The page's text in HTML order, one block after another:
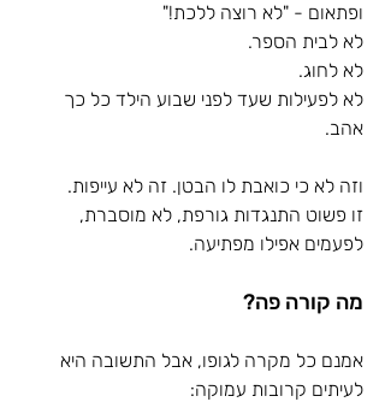
ופתאום - "לא רוצה ללכת!"
לא לבית הספר.
לא לחוג.
לא לפעילות שעד לפני שבוע הילד כל כך
אהב.
וזה לא כי כואבת לו הבטן. זה לא עייפות.
זו פשוט התנגדות גורפת, לא מוסברת,
לפעמים אפילו מפתיעה.
מה קורה פה?
אמנם כל מקרה לגופו, אבל התשובה היא
לעיתים קרובות עמוקה: